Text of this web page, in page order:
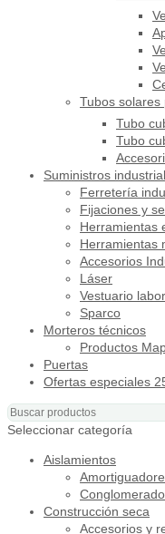
Tubos solares
Tubo
Tubo
Suministros
Ferretería
Fijaciones y
Herramientas
Herramientas
Accesorios
Láser
Vestuario
Sparco
Morteros técnicos
Productos
Puertas
Ofertas especiales
Seleccionar categoría
Aislamientos
Construcción seca
Accesorios y